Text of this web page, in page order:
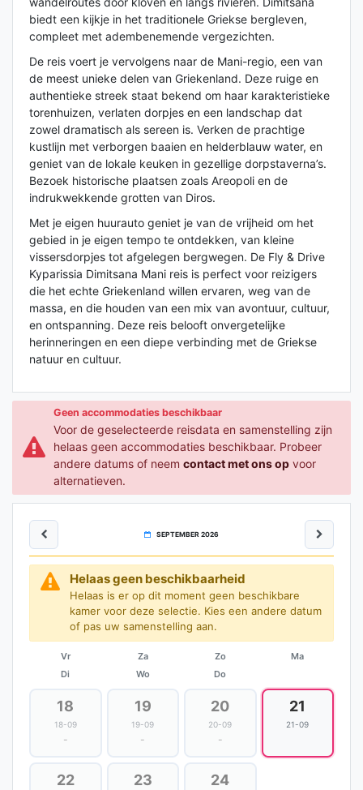
biedt een kijkje in het traditionele Griekse bergleven,
compleet met adembenemende vergezichten.
De reis voert je vervolgens naar de Mani-regio, een van
de meest unieke delen van Griekenland. Deze ruige en
authentieke streek staat bekend om haar karakteristieke
torenhuizen, verlaten dorpjes en een landschap dat
zowel dramatisch als sereen is. Verken de prachtige
kustlijn met verborgen baaien en helderblauw water, en
geniet van de lokale keuken in gezellige dorpstaverna’s.
Bezoek historische plaatsen zoals Areopoli en de
indrukwekkende grotten van Diros.
Met je eigen huurauto geniet je van de vrijheid om het
gebied in je eigen tempo te ontdekken, van kleine
vissersdorpjes tot afgelegen bergwegen. De Fly & Drive
Kyparissia Dimitsana Mani reis is perfect voor reizigers
die het echte Griekenland willen ervaren, weg van de
massa, en die houden van een mix van avontuur, cultuur,
en ontspanning. Deze reis belooft onvergetelijke
herinneringen en een diepe verbinding met de Griekse
natuur en cultuur.
Geen accommodaties beschikbaar
Voor de geselecteerde reisdata en samenstelling zijn
helaas geen accommodaties beschikbaar. Probeer
andere datums of neem contact met ons opvoor
alternatieven.
SEPTEMBER 2026
Helaas geen beschikbaarheid
Helaas is er op dit moment geen beschikbare
kamer voor deze selectie. Kies een andere datum
of pas uw samenstelling aan.
Vr Za Zo
Ma
Di
Wo Do
18
18-09
-
19
19-09
-
20
20-09
-
21
21-09
22 23 24